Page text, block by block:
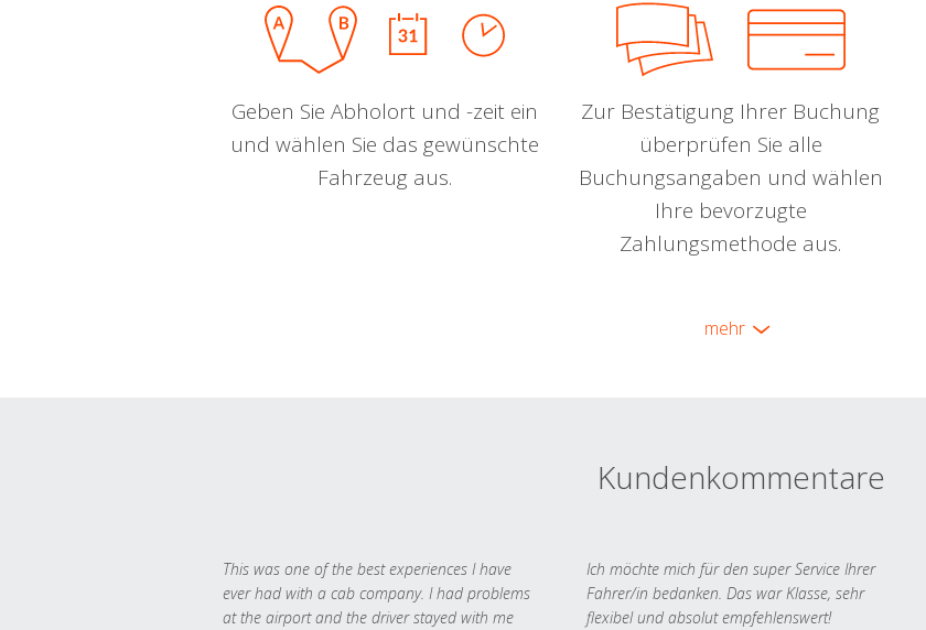
Geben Sie Abholort und -zeit ein
und wählen Sie das gewünschte
Fahrzeug aus.
Zur Bestätigung Ihrer Buchung
überprüfen Sie alle
Buchungsangaben und wählen
Ihre bevorzugte
Zahlungsmethode aus.
mehr
Kundenkommentare
This was one of the best experiences I have
ever had with a cab company. I had problems
at the airport and the driver stayed with me
Ich möchte mich für den super Service Ihrer
Fahrer/in bedanken. Das war Klasse, sehr
flexibel und absolut empfehlenswert!